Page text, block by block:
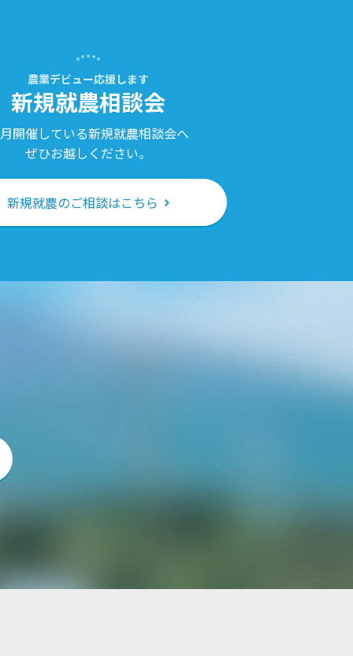
農業デビュー応援します
新規就農相談会
開催している新規就農相談会へ
ぜひお越しください。
新規就農のご相談はこちら